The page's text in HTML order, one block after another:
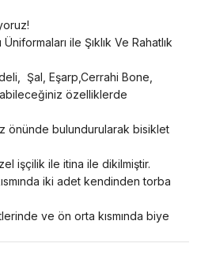
ile Şıklık Ve Rahatlık
Şal, Eşarp,Cerrahi Bone,
özelliklerde
önünde bulundurularak bisiklet
işçilik ile itina ile dikilmiştir.
iki adet kendinden torba
ve ön orta kısmında biye